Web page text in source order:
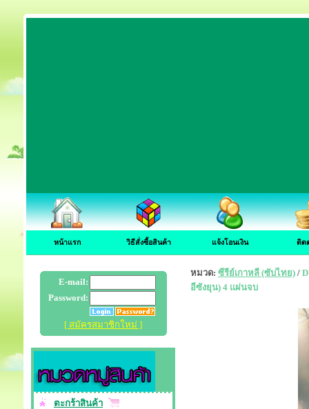
หน้าแรก วิธีสั่งซื้อสินค้า แจ้งโอนเงิน ติด
E-mail:
Password:
[ สมัครสมาชิกใหม่ ]
ตะกร้าสินค้า
หมวด: ซีรีย์เกาหลี (ซับไทย) /
อีซังยุน) 4 แผ่นจบ